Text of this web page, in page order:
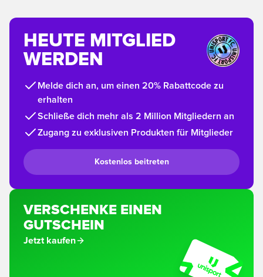
HEUTE MITGLIED
WERDEN
Melde dich an, um einen 20% Rabattcode zu
erhalten
Schließe dich mehr als 2 Million Mitgliedern an
Zugang zu exklusiven Produkten für Mitglieder
Kostenlos beitreten
VERSCHENKE EINEN
GUTSCHEIN
Jetzt kaufen